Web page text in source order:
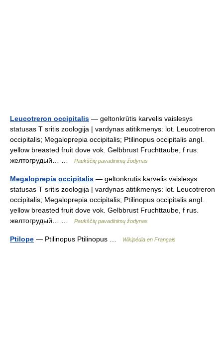
Leucotreron occipitalis — geltonkrūtis karvelis vaislesys
statusas T sritis zoologija | vardynas atitikmenys: lot. Leucotreron
occipitalis; Megaloprepia occipitalis; Ptilinopus occipitalis angl.
yellow breasted fruit dove vok. Gelbbrust Fruchttaube, f rus.
желтогрудый… …
Paukščių pavadinimų žodynas
Megaloprepia occipitalis — geltonkrūtis karvelis vaislesys
statusas T sritis zoologija | vardynas atitikmenys: lot. Leucotreron
occipitalis; Megaloprepia occipitalis; Ptilinopus occipitalis angl.
yellow breasted fruit dove vok. Gelbbrust Fruchttaube, f rus.
желтогрудый… …
Paukščių pavadinimų žodynas
Ptilope — Ptilinopus Ptilinopus … Wikipédia en Français